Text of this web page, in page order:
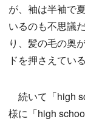
が、袖は半袖で
いるのも不思議
り、髪の毛の奥
ドを押さえてい
続いて「high
様に「high